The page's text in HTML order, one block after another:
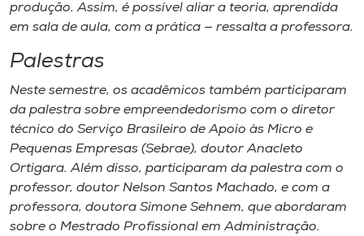
produção. Assim, é possível aliar a teoria, aprendida
em sala de aula, com a prática — ressalta a professora.
Palestras
Neste semestre, os acadêmicos também participaram
da palestra sobre empreendedorismo com o diretor
técnico do Serviço Brasileiro de Apoio às Micro e
Pequenas Empresas (Sebrae), doutor Anacleto
Ortigara. Além disso, participaram da palestra com o
professor, doutor Nelson Santos Machado, e com a
professora, doutora Simone Sehnem, que abordaram
sobre o Mestrado Profissional em Administração.